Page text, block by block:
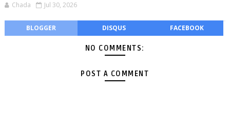
Chada Jul 30, 2026
BLOGGER DISQUS FACEBOOK
NO COMMENTS:
POST A COMMENT